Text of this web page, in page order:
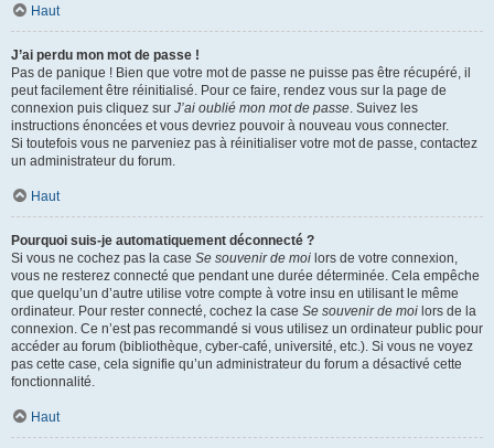
Haut
J’ai perdu mon mot de passe !
Pas de panique ! Bien que votre mot de passe ne puisse pas être récupéré, il
peut facilement être réinitialisé. Pour ce faire, rendez vous sur la page de
connexion puis cliquez sur J’ai oublié mon mot de passe. Suivez les
instructions énoncées et vous devriez pouvoir à nouveau vous connecter.
Si toutefois vous ne parveniez pas à réinitialiser votre mot de passe, contactez
un administrateur du forum.
Haut
Pourquoi suis-je automatiquement déconnecté ?
Si vous ne cochez pas la case Se souvenir de moi lors de votre connexion,
vous ne resterez connecté que pendant une durée déterminée. Cela empêche
que quelqu’un d’autre utilise votre compte à votre insu en utilisant le même
ordinateur. Pour rester connecté, cochez la case Se souvenir de moi lors de la
connexion. Ce n’est pas recommandé si vous utilisez un ordinateur public pour
accéder au forum (bibliothèque, cyber-café, université, etc.). Si vous ne voyez
pas cette case, cela signifie qu’un administrateur du forum a désactivé cette
fonctionnalité.
Haut